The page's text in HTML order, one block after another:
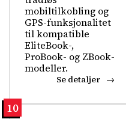
mobiltilkobling og
GPS-funksjonalitet
til kompatible
EliteBook-,
ProBook- og ZBook-
modeller.
Se detaljer
10